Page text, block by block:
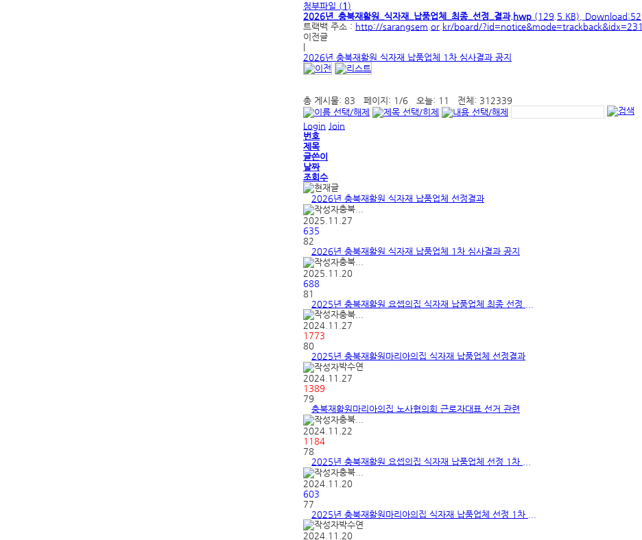
첨부파일 (1)
2026년_충북재활원_식자재_납품업체_최종_선정_결과.hwp (129.5 KB), Download:52
트랙백 주소 : http://sarangsem.or.kr/board/?id=notice&mode=trackback&idx=231
이전글
2026년 충북재활원 식자재 납품업체 1차 심사결과 공지
총 게시물: 83 페이지: 1 /6 오늘: 11 전체: 312339
Login Join
번호
제목
글쓴이
날짜
조회수
2026년 충북재활원 식자재 납품업체 선정결과
충북...
2025.11.27
635
82
2026년 충북재활원 식자재 납품업체 1차 심사결과 공지
충북...
2025.11.20
688
81
2025년 충북재활원 요셉의집 식자재 납품업체 최종 선정 ...
충북...
2024.11.27
1773
80
2025년 충북재활원마리아의집 식자재 납품업체 선정결과
박수연
2024.11.27
1389
79
충북재활원마리아의집 노사협의회 근로자대표 선거 관련
충북...
2024.11.22
1184
78
2025년 충북재활원 요셉의집 식자재 납품업체 선정 1차 ...
충북...
2024.11.20
603
77
2025년 충북재활원마리아의집 식자재 납품업체 선정 1차 ...
박수연
2024.11.20